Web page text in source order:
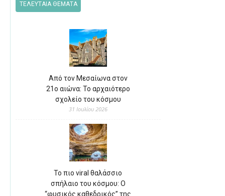
ΤΕΛΕΥΤΑΙΑ ΘΕΜΑΤΑ
Από τον Μεσαίωνα στον
21ο αιώνα: Το αρχαιότερο
σχολείο του κόσμου
31 Ιουλίου 2026
Το πιο viral θαλάσσιο
σπήλαιο του κόσμου: Ο
“φυσικός καθεδρικός” της